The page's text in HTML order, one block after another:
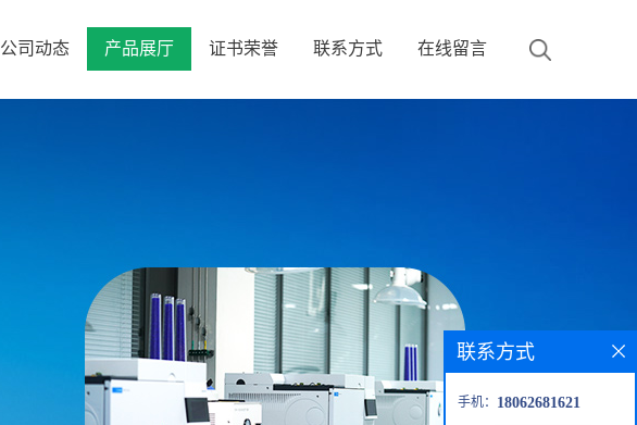
公司动态 产品展厅 证书荣誉 联系方式 在线留言
联系方式
手机： 18062681621